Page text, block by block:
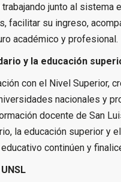
junto al sistema
facilitar su ingreso,
académico y profesional.
y la educación
con el Nivel Superior,
nacionales y
docente de San
la educación superior y
continúen y